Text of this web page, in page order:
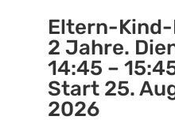
Eltern-Kind-
2 Jahre.
14:45 –
Start 25.
2026